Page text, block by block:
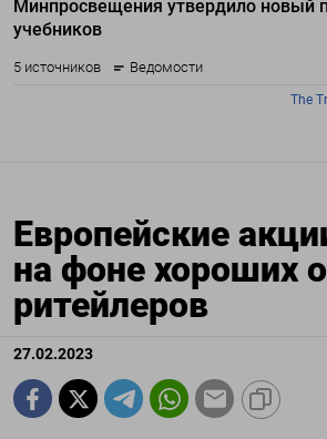
Европейские
на фоне хороших
ритейлеров
27.02.2023